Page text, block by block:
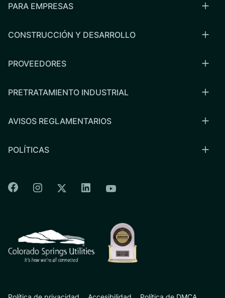
PARA EMPRESAS
CONSTRUCCIÓN Y DESARROLLO
PROVEEDORES
PRETRATAMIENTO INDUSTRIAL
AVISOS REGLAMENTARIOS
POLÍTICAS
Colorado Springs Facebook
Colorado Springs Instagram
Colorado Springs Twitter
Colorado Springs Linkedin
Colorado Springs